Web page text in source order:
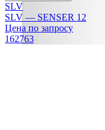
SLV
SLV — SENSER 12
Цена по запросу
162763